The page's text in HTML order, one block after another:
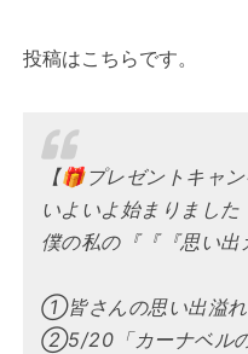
投稿はこちらです。
【🎁プレゼントキャ
いよいよ始まりました
僕の私の『『『思い出
①皆さんの思い出溢れ
②5/20「カーナベル